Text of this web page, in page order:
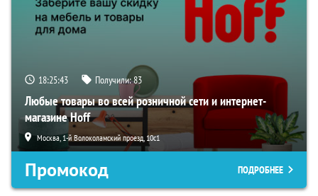
18:25:42 Получили:83
Любые товары во всей розничной сети и интернет-
магазине Hoff
Москва, 1-й Волоколамский проезд, 10с1
Промокод ПОДРОБНЕЕ